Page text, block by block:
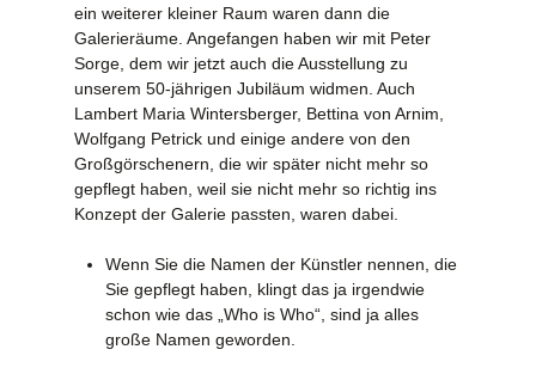
ein weiterer kleiner Raum waren dann die
Galerieräume. Angefangen haben wir mit Peter
Sorge, dem wir jetzt auch die Ausstellung zu
unserem 50-jährigen Jubiläum widmen. Auch
Lambert Maria Wintersberger, Bettina von Arnim,
Wolfgang Petrick und einige andere von den
Großgörschenern, die wir später nicht mehr so
gepflegt haben, weil sie nicht mehr so richtig ins
Konzept der Galerie passten, waren dabei.
Wenn Sie die Namen der Künstler nennen, die
Sie gepflegt haben, klingt das ja irgendwie
schon wie das „Who is Who“, sind ja alles
große Namen geworden.